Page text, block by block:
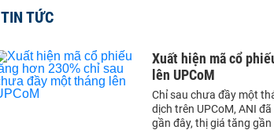
TIN TỨC
Xuất hiện mã cổ
lên UPCoM
Chỉ sau chưa đầy một
dịch trên UPCoM, ANI
gần đây, thị giá tăng